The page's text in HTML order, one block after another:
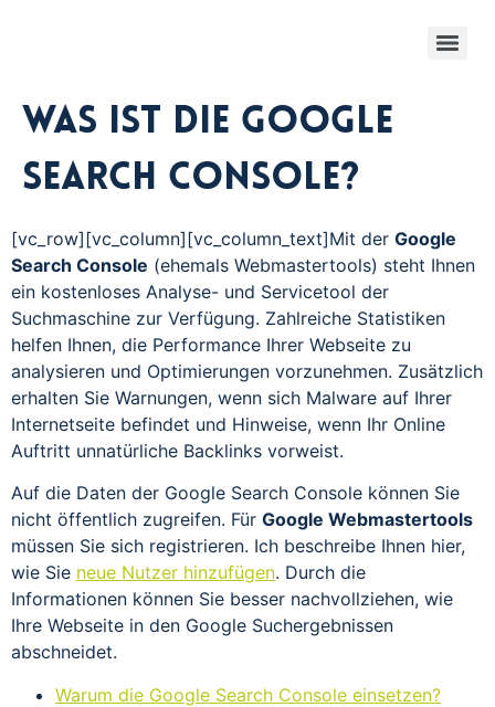
Was ist die Google
Search Console?
[vc_row][vc_column][vc_column_text]Mit der Google
Search Console (ehemals Webmastertools) steht Ihnen
ein kostenloses Analyse- und Servicetool der
Suchmaschine zur Verfügung. Zahlreiche Statistiken
helfen Ihnen, die Performance Ihrer Webseite zu
analysieren und Optimierungen vorzunehmen. Zusätzlich
erhalten Sie Warnungen, wenn sich Malware auf Ihrer
Internetseite befindet und Hinweise, wenn Ihr Online
Auftritt unnatürliche Backlinks vorweist.
Auf die Daten der Google Search Console können Sie
nicht öffentlich zugreifen. Für Google Webmastertools
müssen Sie sich registrieren. Ich beschreibe Ihnen hier,
wie Sie neue Nutzer hinzufügen. Durch die
Informationen können Sie besser nachvollziehen, wie
Ihre Webseite in den Google Suchergebnissen
abschneidet.
Warum die Google Search Console einsetzen?